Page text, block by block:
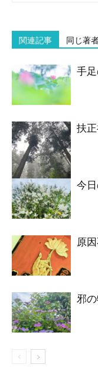
関連記事 同じ著
手
扶
今
原
邪